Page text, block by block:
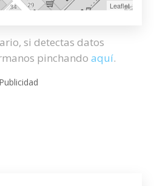
Leaflet
si detectas datos
pinchando aquí.
Publicidad